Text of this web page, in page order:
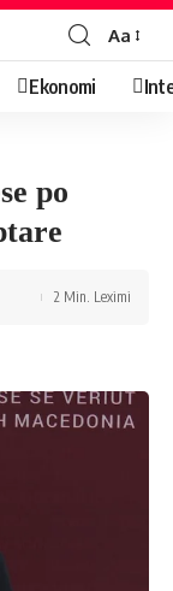
Aa
Ekonomi
po
2 Min. Leximi